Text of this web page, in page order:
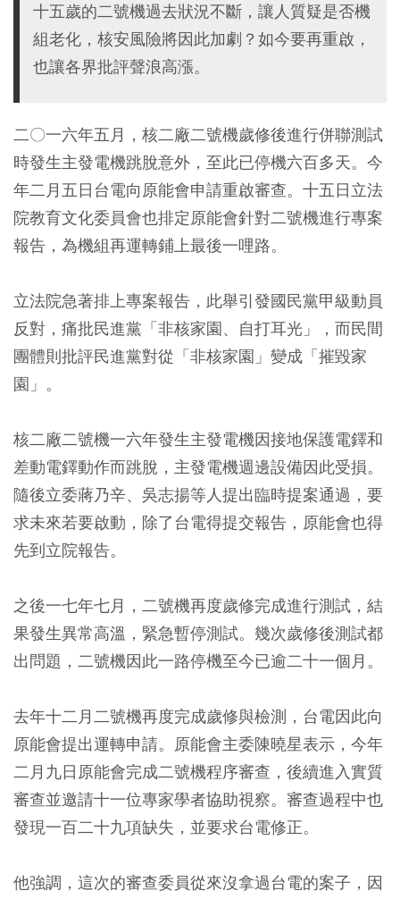
十五歲的二號機過去狀況不斷，讓人質疑是否機
組老化，核安風險將因此加劇？如今要再重啟，
也讓各界批評聲浪高漲。
二〇一六年五月，核二廠二號機歲修後進行併聯測試
時發生主發電機跳脫意外，至此已停機六百多天。今
年二月五日台電向原能會申請重啟審查。十五日立法
院教育文化委員會也排定原能會針對二號機進行專案
報告，為機組再運轉鋪上最後一哩路。
立法院急著排上專案報告，此舉引發國民黨甲級動員
反對，痛批民進黨「非核家園、自打耳光」，而民間
團體則批評民進黨對從「非核家園」變成「摧毀家
園」。
核二廠二號機一六年發生主發電機因接地保護電鐸和
差動電鐸動作而跳脫，主發電機週邊設備因此受損。
隨後立委蔣乃辛、吳志揚等人提出臨時提案通過，要
求未來若要啟動，除了台電得提交報告，原能會也得
先到立院報告。
之後一七年七月，二號機再度歲修完成進行測試，結
果發生異常高溫，緊急暫停測試。幾次歲修後測試都
出問題，二號機因此一路停機至今已逾二十一個月。
去年十二月二號機再度完成歲修與檢測，台電因此向
原能會提出運轉申請。原能會主委陳曉星表示，今年
二月九日原能會完成二號機程序審查，後續進入實質
審查並邀請十一位專家學者協助視察。審查過程中也
發現一百二十九項缺失，並要求台電修正。
他強調，這次的審查委員從來沒拿過台電的案子，因